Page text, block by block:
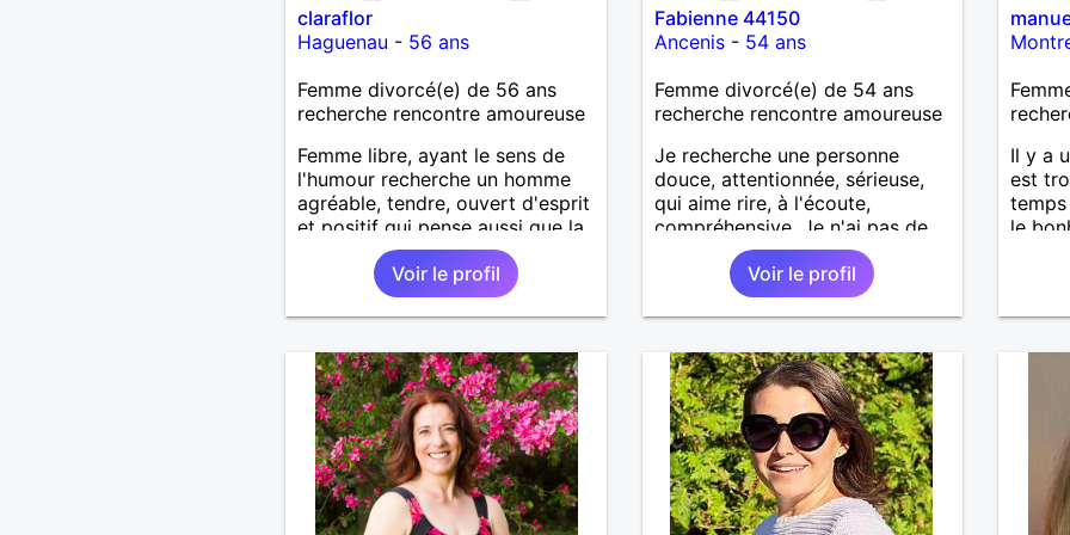
claraflor
Haguenau - 56 ans
Femme divorcé(e) de 56 ans
recherche rencontre amoureuse
Femme libre, ayant le sens de
l'humour recherche un homme
agréable, tendre, ouvert d'esprit
et positif qui pense aussi que la
vie a plus de saveur et
d'intensité à deux.
Voir le profil
Fabienne 44150
Ancenis- 54 ans
Femme divorcé(e) de 54 ans
recherche rencontre amoureuse
Je recherche une personne
douce, attentionnée, sérieuse,
qui aime rire, à l'écoute,
compréhensive. Je n'ai pas de
préférence physique
particulière, ni de moyenne
d'age, tout est question de
feeling.
Voir le profil
Il y a
est
le